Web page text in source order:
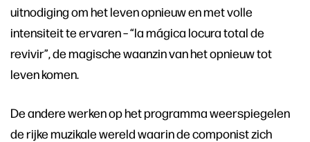
uitnodiging om het leven opnieuw en met volle
intensiteit te ervaren – “la mágica locura total de
revivir”, de magische waanzin van het opnieuw tot
leven komen.
De andere werken op het programma weerspiegelen
de rijke muzikale wereld waarin de componist zich